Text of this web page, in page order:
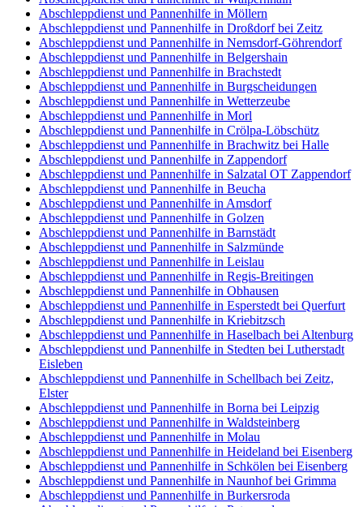
Abschleppdienst und Pannenhilfe in Möllern
Abschleppdienst und Pannenhilfe in Droßdorf bei Zeitz
Abschleppdienst und Pannenhilfe in Nemsdorf-Göhrendorf
Abschleppdienst und Pannenhilfe in Belgershain
Abschleppdienst und Pannenhilfe in Brachstedt
Abschleppdienst und Pannenhilfe in Burgscheidungen
Abschleppdienst und Pannenhilfe in Wetterzeube
Abschleppdienst und Pannenhilfe in Morl
Abschleppdienst und Pannenhilfe in Crölpa-Löbschütz
Abschleppdienst und Pannenhilfe in Brachwitz bei Halle
Abschleppdienst und Pannenhilfe in Zappendorf
Abschleppdienst und Pannenhilfe in Salzatal OT Zappendorf
Abschleppdienst und Pannenhilfe in Beucha
Abschleppdienst und Pannenhilfe in Amsdorf
Abschleppdienst und Pannenhilfe in Golzen
Abschleppdienst und Pannenhilfe in Barnstädt
Abschleppdienst und Pannenhilfe in Salzmünde
Abschleppdienst und Pannenhilfe in Leislau
Abschleppdienst und Pannenhilfe in Regis-Breitingen
Abschleppdienst und Pannenhilfe in Obhausen
Abschleppdienst und Pannenhilfe in Esperstedt bei Querfurt
Abschleppdienst und Pannenhilfe in Kriebitzsch
Abschleppdienst und Pannenhilfe in Haselbach bei Altenburg
Abschleppdienst und Pannenhilfe in Stedten bei Lutherstadt
Eisleben
Abschleppdienst und Pannenhilfe in Schellbach bei Zeitz,
Elster
Abschleppdienst und Pannenhilfe in Borna bei Leipzig
Abschleppdienst und Pannenhilfe in Waldsteinberg
Abschleppdienst und Pannenhilfe in Molau
Abschleppdienst und Pannenhilfe in Heideland bei Eisenberg
Abschleppdienst und Pannenhilfe in Schkölen bei Eisenberg
Abschleppdienst und Pannenhilfe in Naunhof bei Grimma
Abschleppdienst und Pannenhilfe in Burkersroda